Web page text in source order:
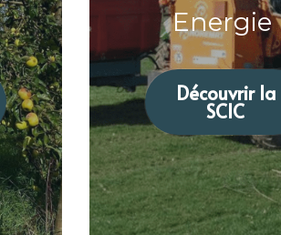
Energie
Découvrir la
SCIC